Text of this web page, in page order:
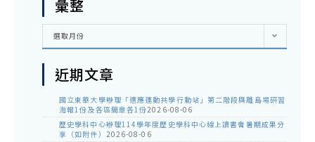
彙整
彙
選取月份
近期文章
國立東華大學辦理「適應運動共學行動站」第二階段與離島場研習
海報1份及各區簡章各1份2026-08-06
歷史學科中心辦理114學年度歷史學科中心線上讀書會暑期成果分
享（如附件） 2026-08-06